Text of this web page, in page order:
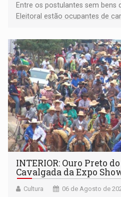
Entre os postulantes sem bens
Eleitoral estão ocupantes de
Pedro Geovar (PP) e a vice-
(NOVO)
INTERIOR: Ouro Preto
Cavalgada da Expo
Cultura 06 de Agosto de